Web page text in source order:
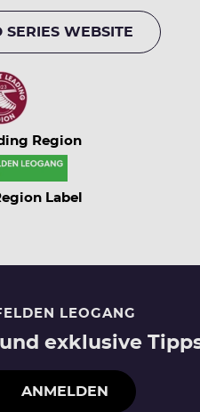
WEBSITE
Region
Label
LEOGANG
exklusive
ANMELDEN